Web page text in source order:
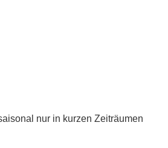
nur in kurzen Zeiträumen